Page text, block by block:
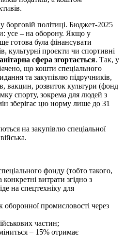
борговій політиці. Бюджет-2025
усе – на оборону. Якщо у
готова була фінансувати
культурні проєкти чи спортивні
сфера згортається. Так, у
що кошти спеціального
та закупівлю підручників,
вакцин, розвиток культури (фонд
спорту, зокрема для людей з
зберігає цю норму лише до 31
на закупівлю спеціальної
фонду (тобто такого,
витрати згідно з
на спецтехніку для
промисловості через
частин;
– 15% отримає